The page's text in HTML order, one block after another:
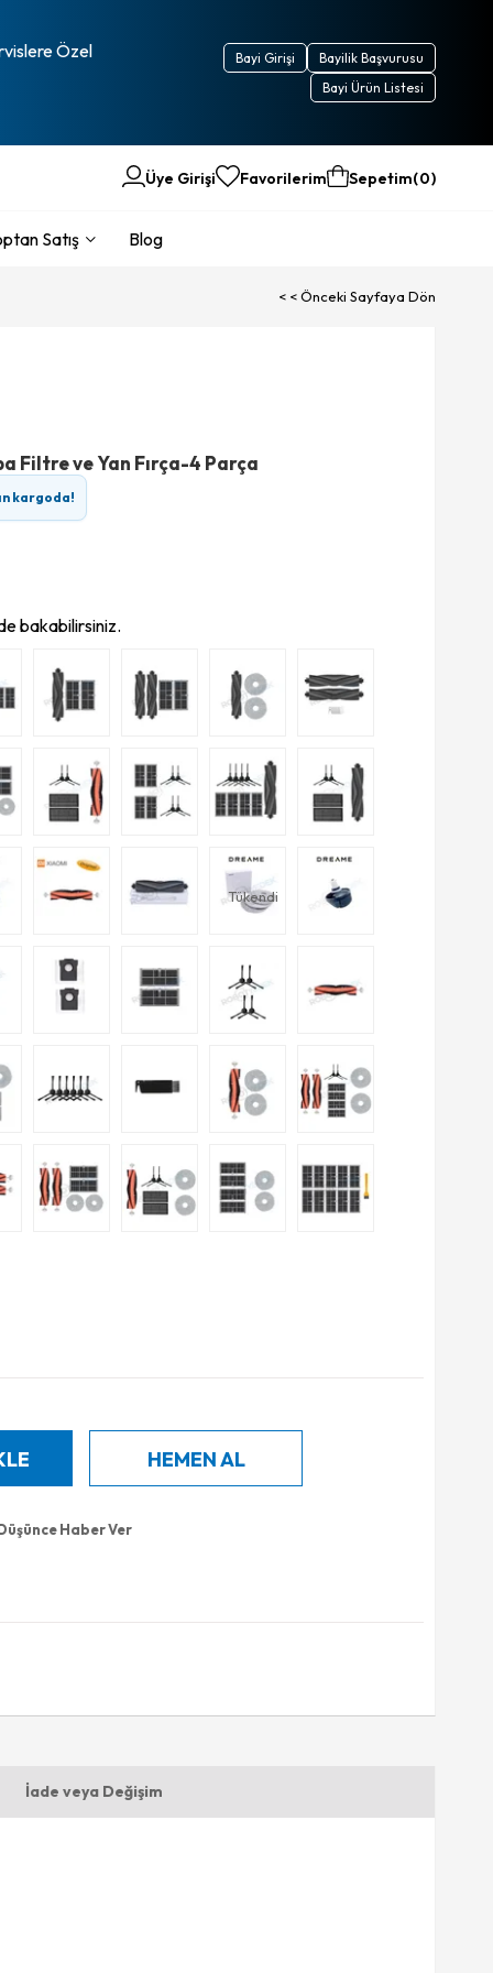
Özel Bayilik Başvurusu
Bayi Girişi
Bayi Ürün Listesi
Üye Girişi Favorilerim Sepetim 0
Satış Blog
< < Önceki Sayfaya Dön
Filtre ve Yan Fırça-4 Parça
kargoda!
bakabilirsiniz.
Tükendi
Haber Ver
İade veya Değişim